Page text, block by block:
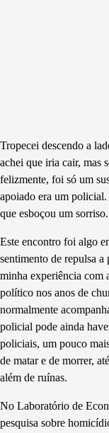
Tropecei descendo a
achei que iria cair, mas
felizmente, foi só um
apoiado era um
que esboçou um sorriso.
Este encontro foi algo
sentimento de repulsa
minha experiência com
político nos anos de
normalmente
policial pode ainda
policiais, um pouco
de matar e de morrer,
além de ruínas.
No Laboratório de
pesquisa sobre